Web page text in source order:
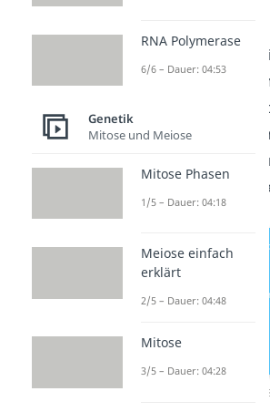
Viele solcher Basen
aneinander, wobei
Basen ein Gen
Gen verstehst du
Protein. Ein Gen
Hundert Basen-
Bau der
RNA Polymerase
6/6 – Dauer: 04:53
Genetik
Mitose und Meiose
Mitose Phasen
1/5 – Dauer: 04:18
Meiose einfach
erklärt
2/5 – Dauer: 04:48
Mitose
3/5 – Dauer: 04:28